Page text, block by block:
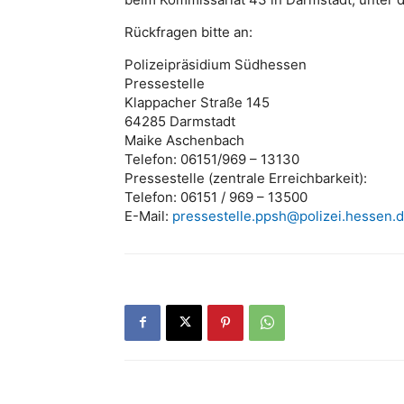
Rückfragen bitte an:
Polizeipräsidium Südhessen
Pressestelle
Klappacher Straße 145
64285 Darmstadt
Maike Aschenbach
Telefon: 06151/969 – 13130
Pressestelle (zentrale Erreichbarkeit):
Telefon: 06151 / 969 – 13500
E-Mail: